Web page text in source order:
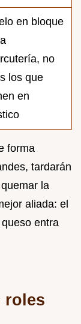
en bloque
no
los que
en
forma
tardarán
la
aliada: el
entra
roles